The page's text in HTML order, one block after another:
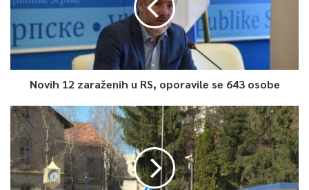
Novih 12 zaraženih u RS, oporavile se 643 osobe